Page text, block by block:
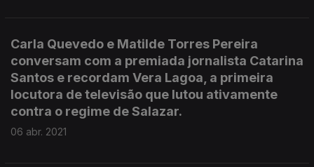
Carla Quevedo e Matilde Torres Pereira
conversam com a premiada jornalista Catarina
Santos e recordam Vera Lagoa, a primeira
locutora de televisão que lutou ativamente
contra o regime de Salazar.
06 abr. 2021